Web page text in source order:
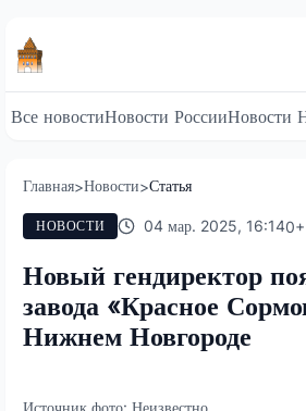
Все новостиНовости РоссииНовости
Главная>Новости>Статья
НОВОСТИ 04 мар. 2025, 16:140+
Новый гендиректор
завода «Красное
Нижнем Новгороде
Источник фото: Неизвестно